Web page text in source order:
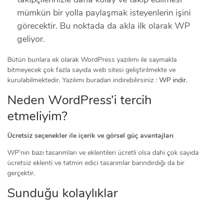
mümkün bir yolla paylaşmak isteyenlerin işini
görecektir. Bu noktada da akla ilk olarak WP
geliyor.
Bütün bunlara ek olarak WordPress yazılımı ile saymakla
bitmeyecek çok fazla sayıda web sitesi geliştirilmekte ve
kurulabilmektedir. Yazılımı buradan indirebilirsiniz : WP indir.
Neden WordPress’i tercih
etmeliyim?
Ücretsiz seçenekler ile içerik ve görsel güç avantajları
WP’nin bazı tasarımları ve eklentileri ücretli olsa dahi çok sayıda
ücretsiz eklenti ve tatmin edici tasarımlar barındırdığı da bir
gerçektir.
Sunduğu kolaylıklar